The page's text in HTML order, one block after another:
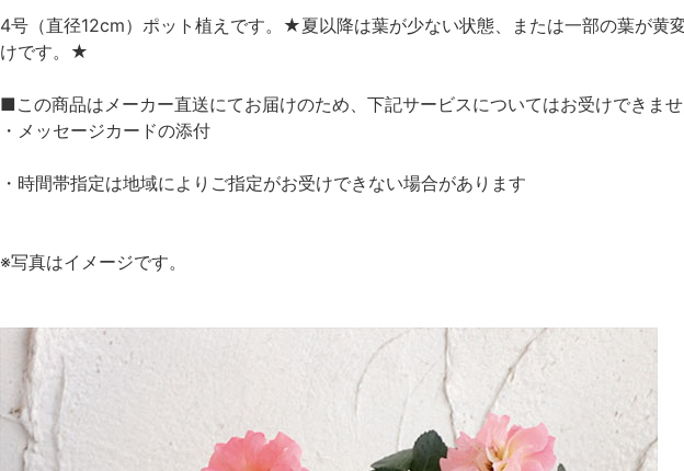
4号（直径12cm）ポット植えです。★夏以降は葉が少ない状態、または一部の葉が黄
けです。★
■この商品はメーカー直送にてお届けのため、下記サービスについてはお受けできませ
・メッセージカードの添付
・時間帯指定は地域によりご指定がお受けできない場合があります
※写真はイメージです。